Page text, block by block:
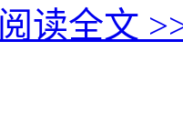
阅读全文